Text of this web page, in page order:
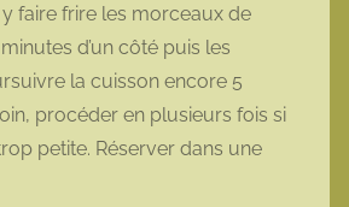
faire frire les morceaux de
d’un côté puis les
la cuisson encore 5
procéder en plusieurs fois si
petite. Réserver dans une